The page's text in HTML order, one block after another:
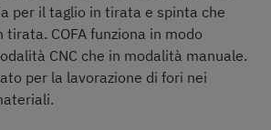
per il taglio in tirata e spinta che
COFA funziona in modo
CNC che in modalità manuale.
per la lavorazione di fori nei